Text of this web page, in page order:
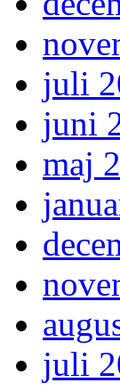
juli
juni
maj
juli